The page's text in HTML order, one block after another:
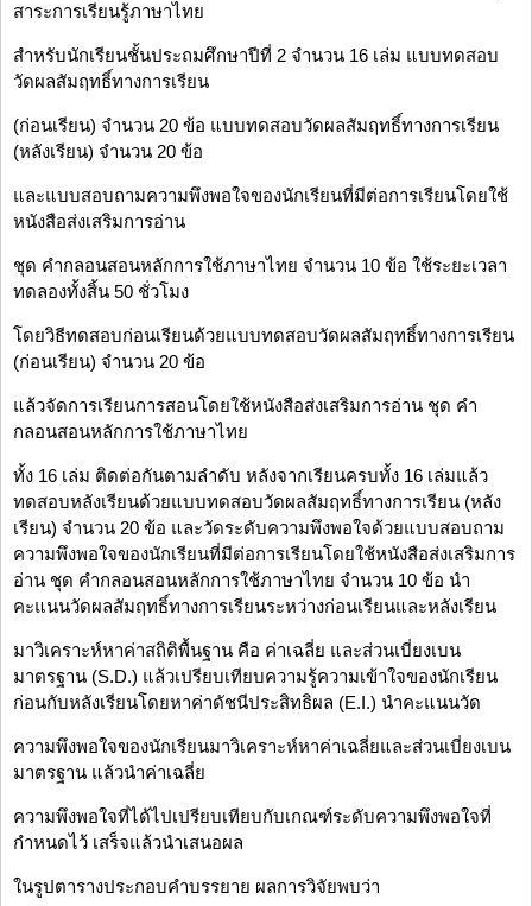
สาระการเรียนรู้ภาษาไทย
สำหรับนักเรียนชั้นประถมศึกษาปีที่ 2 จำนวน 16 เล่ม แบบทดสอบ
วัดผลสัมฤทธิ์ทางการเรียน
(ก่อนเรียน) จำนวน 20 ข้อ แบบทดสอบวัดผลสัมฤทธิ์ทางการเรียน
(หลังเรียน) จำนวน 20 ข้อ
และแบบสอบถามความพึงพอใจของนักเรียนที่มีต่อการเรียนโดยใช้
หนังสือส่งเสริมการอ่าน
ชุด คำกลอนสอนหลักการใช้ภาษาไทย จำนวน 10 ข้อ ใช้ระยะเวลา
ทดลองทั้งสิ้น 50 ชั่วโมง
โดยวิธีทดสอบก่อนเรียนด้วยแบบทดสอบวัดผลสัมฤทธิ์ทางการเรียน
(ก่อนเรียน) จำนวน 20 ข้อ
แล้วจัดการเรียนการสอนโดยใช้หนังสือส่งเสริมการอ่าน ชุด คำ
กลอนสอนหลักการใช้ภาษาไทย
ทั้ง 16 เล่ม ติดต่อกันตามลำดับ หลังจากเรียนครบทั้ง 16 เล่มแล้ว
ทดสอบหลังเรียนด้วยแบบทดสอบวัดผลสัมฤทธิ์ทางการเรียน (หลัง
เรียน) จำนวน 20 ข้อ และวัดระดับความพึงพอใจด้วยแบบสอบถาม
ความพึงพอใจของนักเรียนที่มีต่อการเรียนโดยใช้หนังสือส่งเสริมการ
อ่าน ชุด คำกลอนสอนหลักการใช้ภาษาไทย จำนวน 10 ข้อ นำ
คะแนนวัดผลสัมฤทธิ์ทางการเรียนระหว่างก่อนเรียนและหลังเรียน
มาวิเคราะห์หาค่าสถิติพื้นฐาน คือ ค่าเฉลี่ย และส่วนเบี่ยงเบน
มาตรฐาน (S.D.) แล้วเปรียบเทียบความรู้ความเข้าใจของนักเรียน
ก่อนกับหลังเรียนโดยหาค่าดัชนีประสิทธิผล (E.I.) นำคะแนนวัด
ความพึงพอใจของนักเรียนมาวิเคราะห์หาค่าเฉลี่ยและส่วนเบี่ยงเบน
มาตรฐาน แล้วนำค่าเฉลี่ย
ความพึงพอใจที่ได้ไปเปรียบเทียบกับเกณฑ์ระดับความพึงพอใจที่
กำหนดไว้ เสร็จแล้วนำเสนอผล
ในรูปตารางประกอบคำบรรยาย ผลการวิจัยพบว่า